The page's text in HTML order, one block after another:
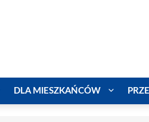
DLA MIESZKAŃCÓW